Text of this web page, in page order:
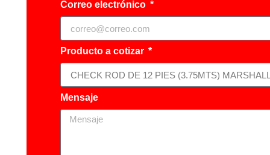
Correo electrónico
Producto a cotizar
Mensaje